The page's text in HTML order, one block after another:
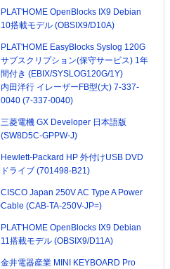
PLAT'HOME OpenBlocks IX9 Debian
10搭載モデル (OBSIX9/D10A)
PLAT'HOME EasyBlocks Syslog 120G
サブスクリプション(保守サービス) 1年
間付き (EBIX/SYSLOG120G/1Y)
内田洋行 イレーザーFB型(大) 7-337-
0040 (7-337-0040)
三菱電機 GX Developer 日本語版
(SW8D5C-GPPW-J)
Hewlett-Packard HP 外付けUSB DVD
ドライブ (701498-B21)
CISCO Japan 250V AC Type A Power
Cable (CAB-TA-250V-JP=)
PLAT'HOME OpenBlocks IX9 Debian
11搭載モデル (OBSIX9/D11A)
金井電器産業 MINI KEYBOARD Pro